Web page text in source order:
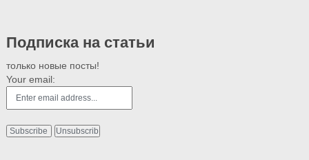
Подписка на статьи
только новые посты!
Your email: